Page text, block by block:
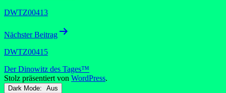
DWTZ00413
Nächster Beitrag
DWTZ00415
Der Dinowitz des Tages™
Stolz präsentiert von WordPress.
Dark Mode: